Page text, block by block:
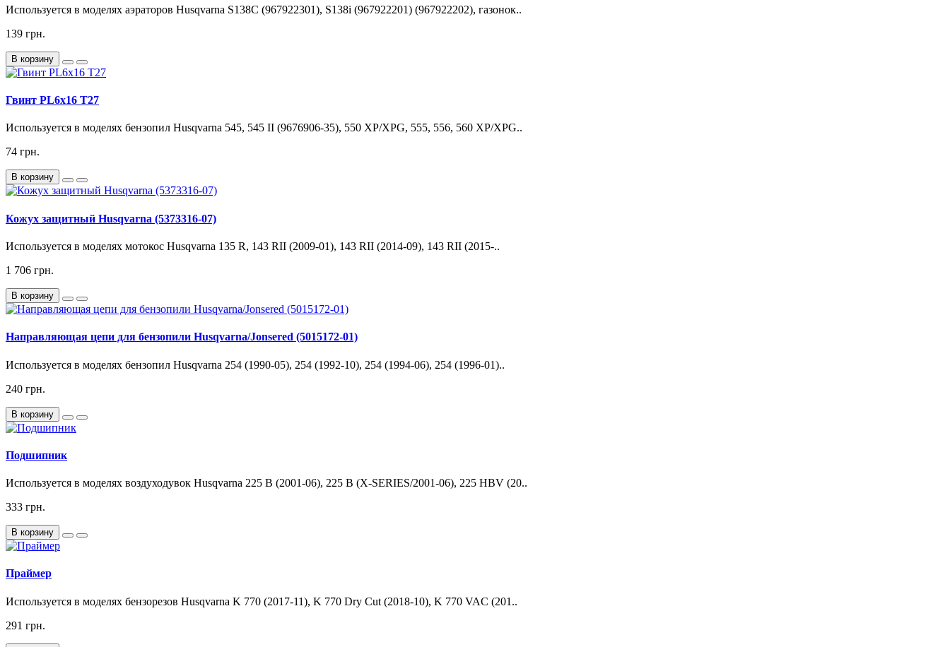
Используется в моделях аэраторов Husqvarna S138C (967922301), S138i (967922201) (967922202), газонок..
139 грн.
В корзину
Гвинт PL6x16 T27
Используется в моделях бензопил Husqvarna 545, 545 II (9676906-35), 550 XP/XPG, 555, 556, 560 XP/XPG..
74 грн.
В корзину
Кожух защитный Husqvarna (5373316-07)
Используется в моделях мотокос Husqvarna 135 R, 143 RII (2009-01), 143 RII (2014-09), 143 RII (2015-..
1 706 грн.
В корзину
Направляющая цепи для бензопили Husqvarna/Jonsered (5015172-01)
Используется в моделях бензопил Husqvarna 254 (1990-05), 254 (1992-10), 254 (1994-06), 254 (1996-01)..
240 грн.
В корзину
Подшипник
Используется в моделях воздуходувок Husqvarna 225 B (2001-06), 225 B (X-SERIES/2001-06), 225 HBV (20..
333 грн.
В корзину
Праймер
Используется в моделях бензорезов Husqvarna K 770 (2017-11), K 770 Dry Cut (2018-10), K 770 VAC (201..
291 грн.